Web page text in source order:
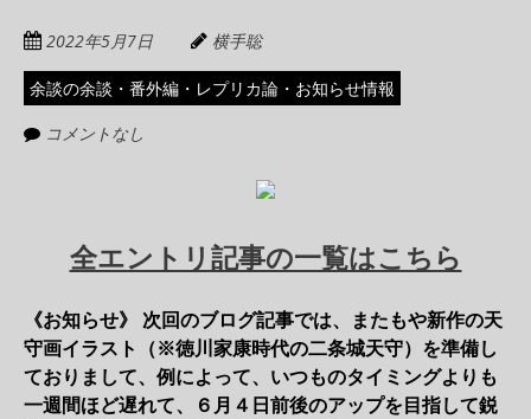
2022年5月7日 横手聡
余談の余談・番外編・レプリカ論・お知らせ情報
コメントなし
全エントリ記事の一覧はこちら
《お知らせ》 次回のブログ記事では、またもや新作の天
守画イラスト（※徳川家康時代の二条城天守）を準備し
ておりまして、例によって、いつものタイミングよりも
一週間ほど遅れて、６月４日前後のアップを目指して鋭